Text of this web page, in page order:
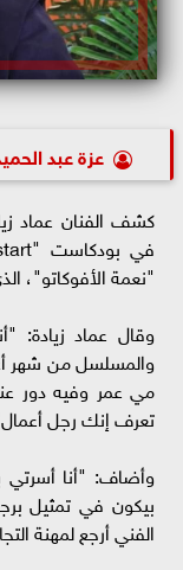
عزة عبد
كشف الفنان عماد
"نعمة الأفوكاتو"،
وقال عماد زيادة:
والمسلسل من شهر
مي عمر وفيه دور
تعرف إنك رجل
وأضاف: "أنا
بيكون في تمثيل
الفني أرجع لمهنة